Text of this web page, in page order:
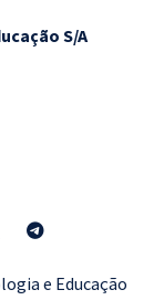
S/A
e Educação